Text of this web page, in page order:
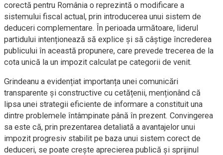
corectă pentru România o reprezintă o modificare a
sistemului fiscal actual, prin introducerea unui sistem de
deduceri complementare. În perioada următoare, liderul
partidului intenționează să explice și să câștige încrederea
publicului în această propunere, care prevede trecerea de la
cota unică la un impozit calculat pe categorii de venit.
Grindeanu a evidențiat importanța unei comunicări
transparente și constructive cu cetățenii, menționând că
lipsa unei strategii eficiente de informare a constituit una
dintre problemele întâmpinate până în prezent. Convingerea
sa este că, prin prezentarea detaliată a avantajelor unui
impozit progresiv stabilit pe baza unui sistem corect de
deduceri, se poate crește aprecierea publică și sprijinul